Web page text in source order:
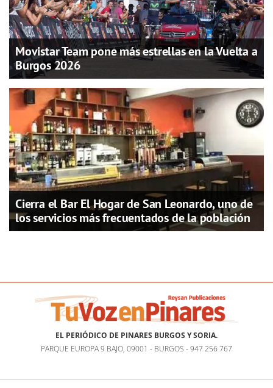
Movistar Team pone más estrellas en la Vuelta a
Burgos 2026
Cierra el Bar El Hogar de San Leonardo, uno de
los servicios más frecuentados de la población
EL PERIÓDICO DE PINARES BURGOS Y SORIA.
PARQUE EUROPA 9 BAJO, 09001 - BURGOS - 947 256 767